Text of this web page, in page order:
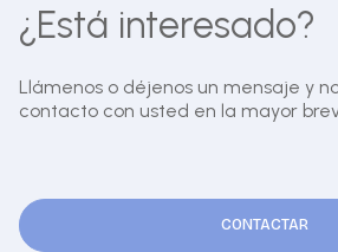
¿Está interesado?
Llámenos o déjenos un mensaje y
contacto con usted en la mayor
CONTACTAR